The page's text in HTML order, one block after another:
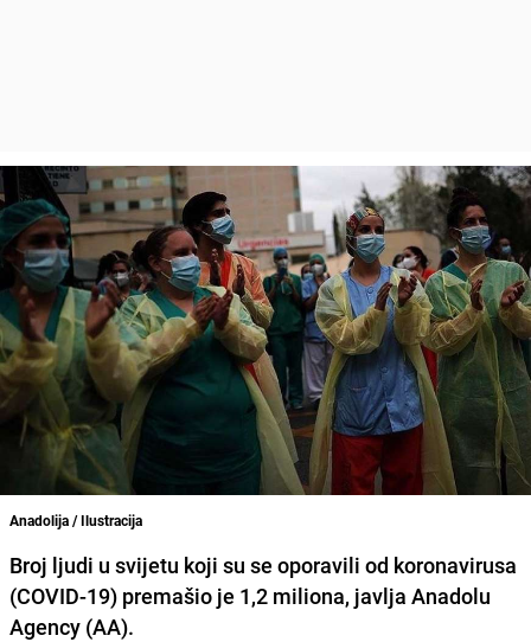
Anadolija / Ilustracija
Broj ljudi u svijetu koji su se oporavili od koronavirusa
(COVID-19) premašio je 1,2 miliona, javlja Anadolu
Agency (AA).